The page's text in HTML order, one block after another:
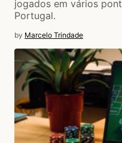
jogados em vários
Portugal.
by Marcelo Trindade